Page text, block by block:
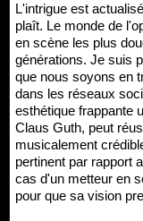
L'intrigue est actualisée, comme vous le voyez, et cela me
plaît. Le monde de
en scène les plus
générations. Je suis
que nous soyons en
dans les réseaux
esthétique frappante
Claus Guth, peut
musicalement
pertinent par rapport
cas d'un metteur en
pour que sa vision